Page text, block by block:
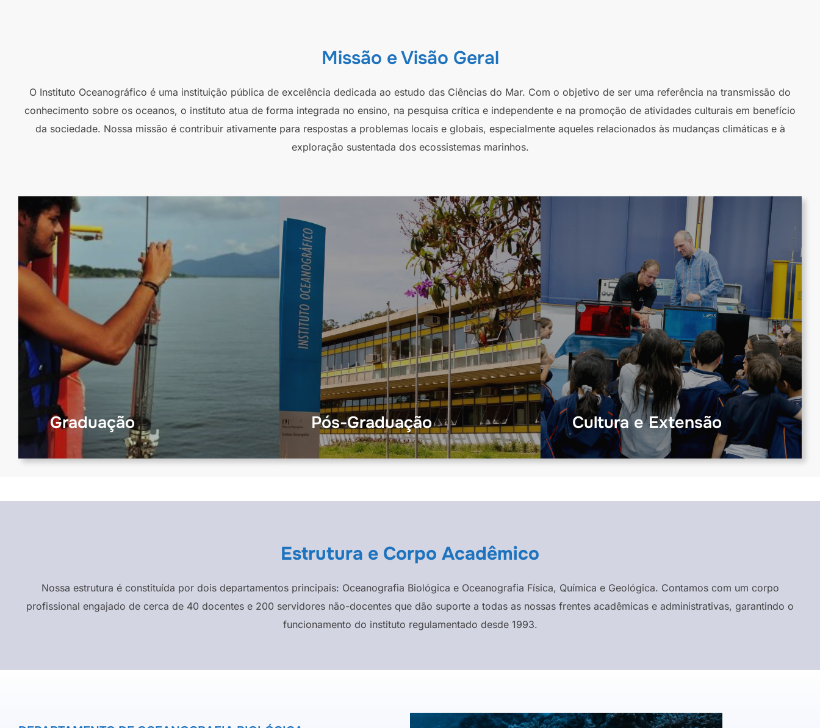
Missão e Visão Geral
O Instituto Oceanográfico é uma instituição pública de excelência dedicada ao estudo das Ciências do Mar. Com o objetivo de ser uma referência na transmissão do
conhecimento sobre os oceanos, o instituto atua de forma integrada no ensino, na pesquisa crítica e independente e na promoção de atividades culturais em benefício
da sociedade. Nossa missão é contribuir ativamente para respostas a problemas locais e globais, especialmente aqueles relacionados às mudanças climáticas e à
exploração sustentada dos ecossistemas marinhos.
Graduação Pós-Graduação Cultura e Extensão
Estrutura e Corpo Acadêmico
Nossa estrutura é constituída por dois departamentos principais: Oceanografia Biológica e Oceanografia Física, Química e Geológica. Contamos com um corpo
profissional engajado de cerca de 40 docentes e 200 servidores não-docentes que dão suporte a todas as nossas frentes acadêmicas e administrativas, garantindo o
funcionamento do instituto regulamentado desde 1993.